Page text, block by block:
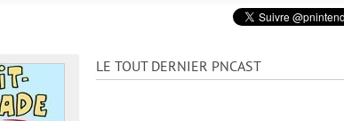
LE TOUT DERNIER PNCAST